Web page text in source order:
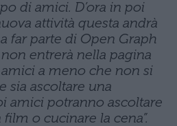
di amici. D’ora in poi
attività questa andrà
far parte di Open Graph
entrerà nella pagina
a meno che non si
sia ascoltare una
amici potranno ascoltare
o cucinare la cena”.